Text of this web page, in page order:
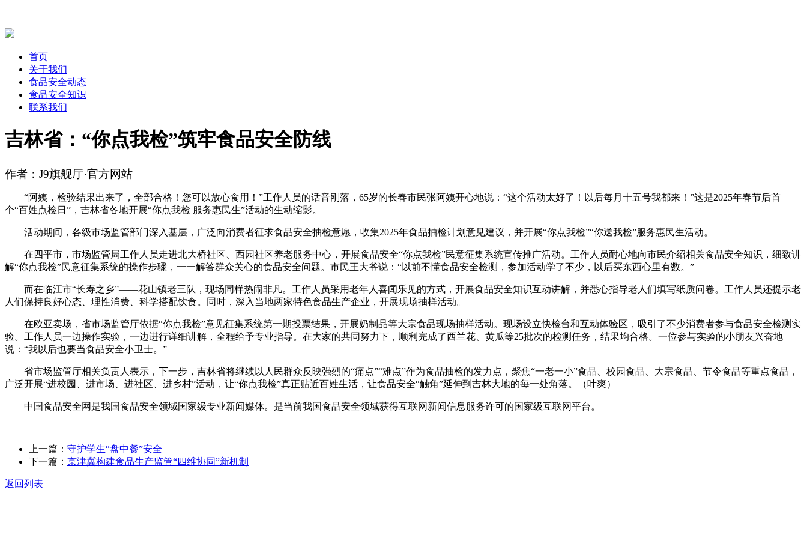
首页
关于我们
食品安全动态
食品安全知识
联系我们
吉林省：“你点我检”筑牢食品安全防线
作者：J9旗舰厅·官方网站
“阿姨，检验结果出来了，全部合格！您可以放心食用！”工作人员的话音刚落，65岁的长春市民张阿姨开心地说：“这个活动太好了！以后每月十五号我都来！”这是2025年春节后首
个“百姓点检日”，吉林省各地开展“你点我检 服务惠民生”活动的生动缩影。
活动期间，各级市场监管部门深入基层，广泛向消费者征求食品安全抽检意愿，收集2025年食品抽检计划意见建议，并开展“你点我检”“你送我检”服务惠民生活动。
在四平市，市场监管局工作人员走进北大桥社区、西园社区养老服务中心，开展食品安全“你点我检”民意征集系统宣传推广活动。工作人员耐心地向市民介绍相关食品安全知识，细致讲
解“你点我检”民意征集系统的操作步骤，一一解答群众关心的食品安全问题。市民王大爷说：“以前不懂食品安全检测，参加活动学了不少，以后买东西心里有数。”
而在临江市“长寿之乡”——花山镇老三队，现场同样热闹非凡。工作人员采用老年人喜闻乐见的方式，开展食品安全知识互动讲解，并悉心指导老人们填写纸质问卷。工作人员还提示老
人们保持良好心态、理性消费、科学搭配饮食。同时，深入当地两家特色食品生产企业，开展现场抽样活动。
在欧亚卖场，省市场监管厅依据“你点我检”意见征集系统第一期投票结果，开展奶制品等大宗食品现场抽样活动。现场设立快检台和互动体验区，吸引了不少消费者参与食品安全检测实
验。工作人员一边操作实验，一边进行详细讲解，全程给予专业指导。在大家的共同努力下，顺利完成了西兰花、黄瓜等25批次的检测任务，结果均合格。一位参与实验的小朋友兴奋地
说：“我以后也要当食品安全小卫士。”
省市场监管厅相关负责人表示，下一步，吉林省将继续以人民群众反映强烈的“痛点”“难点”作为食品抽检的发力点，聚焦“一老一小”食品、校园食品、大宗食品、节令食品等重点食品，
广泛开展“进校园、进市场、进社区、进乡村”活动，让“你点我检”真正贴近百姓生活，让食品安全“触角”延伸到吉林大地的每一处角落。（叶爽）
中国食品安全网是我国食品安全领域国家级专业新闻媒体。是当前我国食品安全领域获得互联网新闻信息服务许可的国家级互联网平台。
上一篇： 守护学生“盘中餐”安全
下一篇： 京津冀构建食品生产监管“四维协同”新机制
返回列表